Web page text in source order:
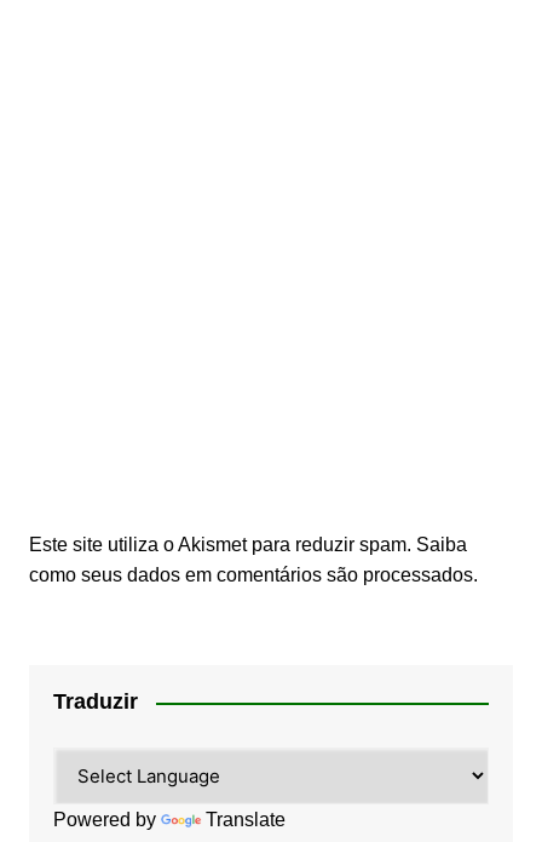
Este site utiliza o Akismet para reduzir spam. Saiba
como seus dados em comentários são processados.
Traduzir
Powered by Translate